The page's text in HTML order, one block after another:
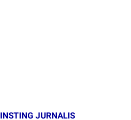
INSTING JURNALIS